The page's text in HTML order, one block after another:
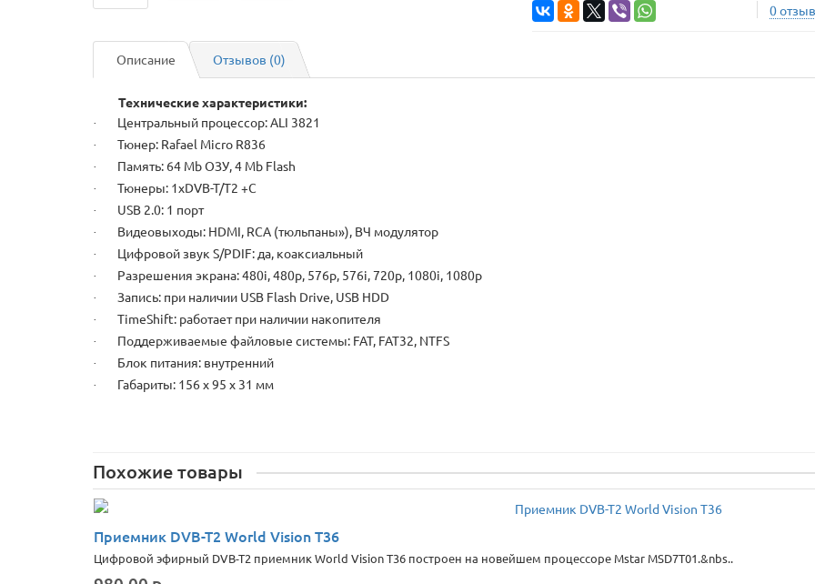
0
Описание Отзывов (0)
Технические характеристики:
· Центральный процессор: ALI 3821
· Тюнер: Rafael Micro R836
· Память: 64 Mb ОЗУ, 4 Mb Flash
· Тюнеры: 1xDVB-T/T2 +C
· USB 2.0: 1 порт
· Видеовыходы: HDMI, RCA (тюльпаны»), ВЧ модулятор
· Цифровой звук S/PDIF: да, коаксиальный
· Разрешения экрана: 480i, 480p, 576p, 576i, 720p, 1080i, 1080p
· Запись: при наличии USB Flash Drive, USB HDD
· TimeShift: работает при наличии накопителя
· Поддерживаемые файловые системы: FAT, FAT32, NTFS
· Блок питания: внутренний
· Габариты: 156 х 95 х 31 мм
Похожие товары
Приемник DVB-T2 World Vision T36
Цифровой эфирный DVB-T2 приемник World Vision T36 построен на новейшем процессоре Mstar MSD7T01.&nbs..